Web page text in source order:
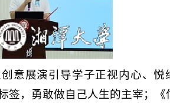
意展演引导学子正视内心、悦
签，勇敢做自己人生的主宰；《